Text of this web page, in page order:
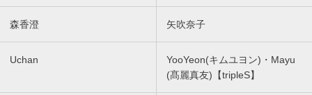
森香澄 矢吹奈子
Uchan
YooYeon(キムユヨン)・Mayu
(髙麗真友)【tripleS】